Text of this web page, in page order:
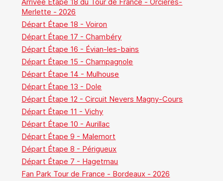
Arrivée Étape 18 du Tour de France - Orcières-
Merlette - 2026
Départ Étape 18 - Voiron
Départ Étape 17 - Chambéry
Départ Étape 16 - Évian-les-bains
Départ Étape 15 - Champagnole
Départ Étape 14 - Mulhouse
Départ Étape 13 - Dole
Départ Étape 12 - Circuit Nevers Magny-Cours
Départ Étape 11 - Vichy
Départ Étape 10 - Aurillac
Départ Étape 9 - Malemort
Départ Étape 8 - Périgueux
Départ Étape 7 - Hagetmau
Fan Park Tour de France - Bordeaux - 2026